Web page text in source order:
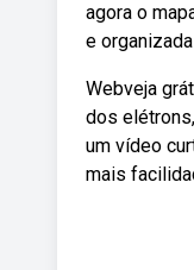
agora o
e
Webveja
dos
um vídeo
mais